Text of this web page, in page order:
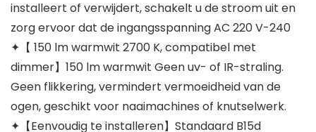
installeert of verwijdert, schakelt u de stroom uit en
zorg ervoor dat de ingangsspanning AC 220 V-240
✦【 150 lm warmwit 2700 K, compatibel met
dimmer】150 lm warmwit Geen uv- of IR-straling.
Geen flikkering, vermindert vermoeidheid van de
ogen, geschikt voor naaimachines of knutselwerk.
✦【Eenvoudig te installeren】Standaard B15d